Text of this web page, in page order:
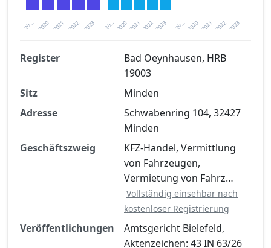
20… 2021 2023
2020 2022 20… 2021 2023
2020 2022 20… 2021 2023
2020 2022
Finanzkennzahlen nach kostenloser
Registrierung verfügbar
Jetzt kostenlos registrieren
Register
Bad Oeynhausen, HRB
19003
Sitz
Minden
Adresse
Schwabenring 104, 32427
Minden
Geschäftszweig
KFZ-Handel, Vermittlung
von Fahrzeugen,
Vermietung von Fahrz…
Vollständig einsehbar nach
kostenloser Registrierung
Veröffentlichungen
Amtsgericht Bielefeld,
Aktenzeichen: 43 IN 63/26